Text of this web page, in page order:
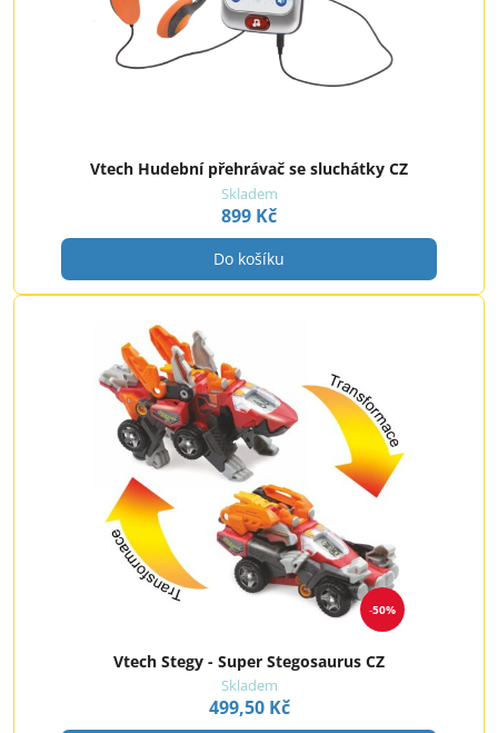
Vtech Hudební přehrávač se sluchátky CZ
Skladem
899 Kč
Do košíku
50%
Vtech Stegy - Super Stegosaurus CZ
Skladem
499,50 Kč